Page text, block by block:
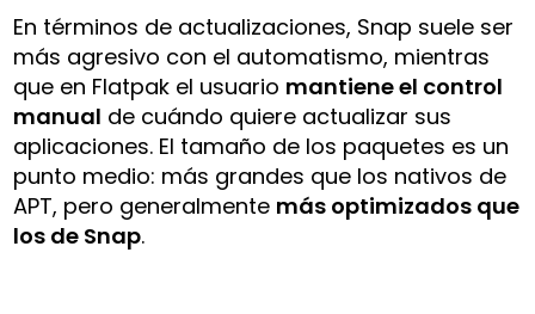
En términos de actualizaciones, Snap suele ser
más agresivo con el automatismo, mientras
que en Flatpak el usuario mantiene el control
manual de cuándo quiere actualizar sus
aplicaciones. El tamaño de los paquetes es un
punto medio: más grandes que los nativos de
APT, pero generalmente más optimizados que
los de Snap.